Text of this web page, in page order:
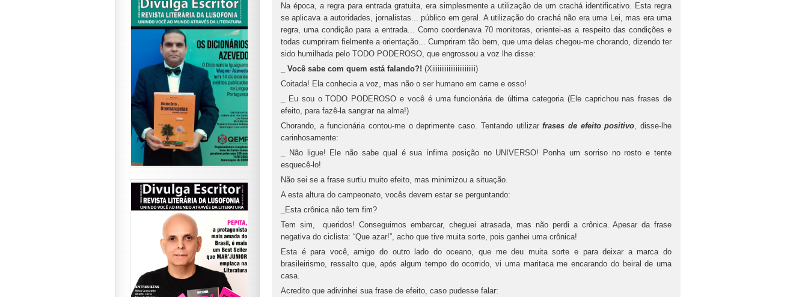
Na época, a regra para entrada gratuita, era simplesmente a utilização de um crachá identificativo. Esta regra
se aplicava a autoridades, jornalistas... público em geral. A utilização do crachá não era uma Lei, mas era uma
regra, uma condição para a entrada... Como coordenava 70 monitoras, orientei-as a respeito das condições e
todas cumpriram fielmente a orientação... Cumpriram tão bem, que uma delas chegou-me chorando, dizendo ter
sido humilhada pelo TODO PODEROSO, que engrossou a voz lhe disse:
_ Você sabe com quem está falando?! (Xiiiiiiiiiiiiiiiiiiiiiiii)
Coitada! Ela conhecia a voz, mas não o ser humano em carne e osso!
_ Eu sou o TODO PODEROSO e você é uma funcionária de última categoria (Ele caprichou nas frases de
efeito, para fazê-la sangrar na alma!)
Chorando, a funcionária contou-me o deprimente caso. Tentando utilizarfrases de efeito positivo, disse-lhe
carinhosamente:
_ Não ligue! Ele não sabe qual é sua ínfima posição no UNIVERSO! Ponha um sorriso no rosto e tente
esquecê-lo!
Não sei se a frase surtiu muito efeito, mas minimizou a situação.
A esta altura do campeonato, vocês devem estar se perguntando:
_Esta crônica não tem fim?
Tem sim, queridos! Conseguimos embarcar, cheguei atrasada, mas não perdi a crônica. Apesar da frase
negativa do ciclista: “Que azar!”, acho que tive muita sorte, pois ganhei uma crônica!
Esta é para você, amigo do outro lado do oceano, que me deu muita sorte e para deixar a marca do
brasileirismo, ressalto que, após algum tempo do ocorrido, vi uma maritaca me encarando do beiral de uma
casa.
Acredito que adivinhei sua frase de efeito, caso pudesse falar: